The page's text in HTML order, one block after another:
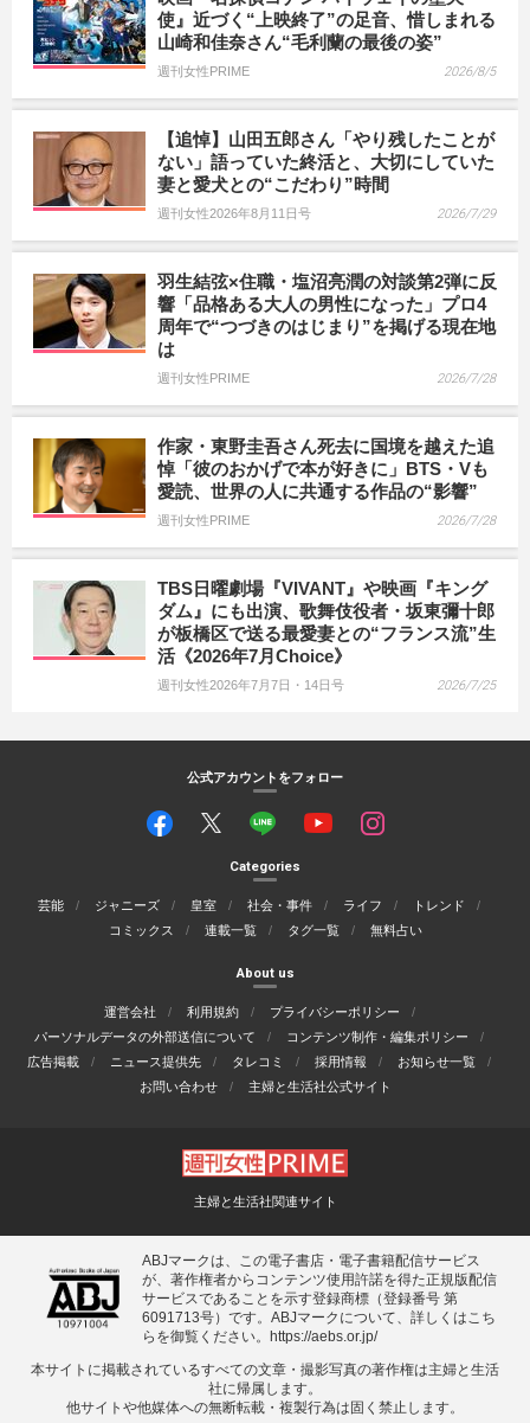
使』近づく“上映終了”の足音、惜しまれる
山崎和佳奈さん“毛利蘭の最後の姿”
週刊女性PRIME 2026/8/5
【追悼】山田五郎さん「やり残したことが
ない」語っていた終活と、大切にしていた
妻と愛犬との“こだわり”時間
週刊女性2026年8月11日号 2026/7/29
羽生結弦×住職・塩沼亮潤の対談第2弾に反
響「品格ある大人の男性になった」プロ4
周年で“つづきのはじまり”を掲げる現在地
は
週刊女性PRIME 2026/7/28
作家・東野圭吾さん死去に国境を越えた追
悼「彼のおかげで本が好きに」BTS・Vも
愛読、世界の人に共通する作品の“影響”
週刊女性PRIME 2026/7/28
TBS日曜劇場『VIVANT』や映画『キング
ダム』にも出演、歌舞伎役者・坂東彌十郎
が板橋区で送る最愛妻との“フランス流”生
活《2026年7月Choice》
週刊女性2026年7月7日・14日号 2026/7/25
公式アカウントをフォロー
Categories
芸能 ジャニーズ 皇室 社会・事件 ライフ
トレンド
コミックス
連載一覧 タグ一覧 無料占い
About us
運営会社 利用規約
プライバシーポリシー
パーソナルデータの外部送信について
コンテンツ制作・編集ポリシー
広告掲載
ニュース提供先 タレコミ 採用情報
お知らせ一覧
お問い合わせ
主婦と生活社公式サイト
主婦と生活社関連サイト
ABJマークは、この電子書店・電子書籍配信サービス
が、著作権者からコンテンツ使用許諾を得た正規版配信
サービスであることを示す登録商標（登録番号 第
6091713号）です。ABJマークについて、詳しくはこち
らを御覧ください。 https://aebs.or.jp/
本サイトに掲載されているすべての⽂章・撮影写真の著作権は主婦と⽣活
社に帰属します。
他サイトや他媒体への無断転載・複製⾏為は固く禁⽌します。